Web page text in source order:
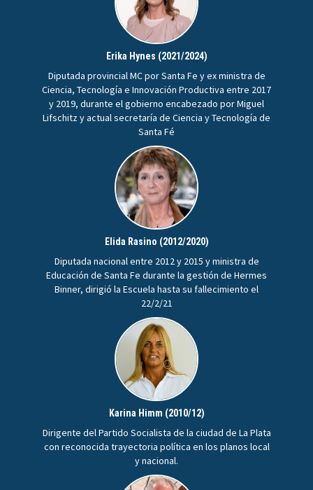
Erika Hynes (2021/2024)
Diputada provincial MC por Santa Fe y ex ministra de
Ciencia, Tecnología e Innovación Productiva entre 2017
y 2019, durante el gobierno encabezado por Miguel
Lifschitz y actual secretaría de Ciencia y Tecnología de
Santa Fé
Elida Rasino (2012/2020)
Diputada nacional entre 2012 y 2015 y ministra de
Educación de Santa Fe durante la gestión de Hermes
Binner, dirigió la Escuela hasta su fallecimiento el
22/2/21
Karina Himm (2010/12)
Dirigente del Partido Socialista de la ciudad de La Plata
con reconocida trayectoria política en los planos local
y nacional.